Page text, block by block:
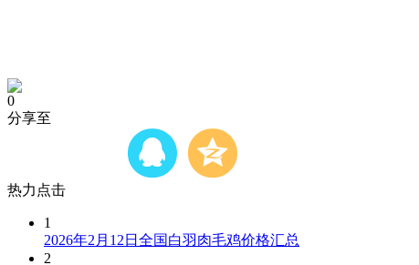
0
分享至
热力点击
1
2026年2月12日全国白羽肉毛鸡价格汇总
2